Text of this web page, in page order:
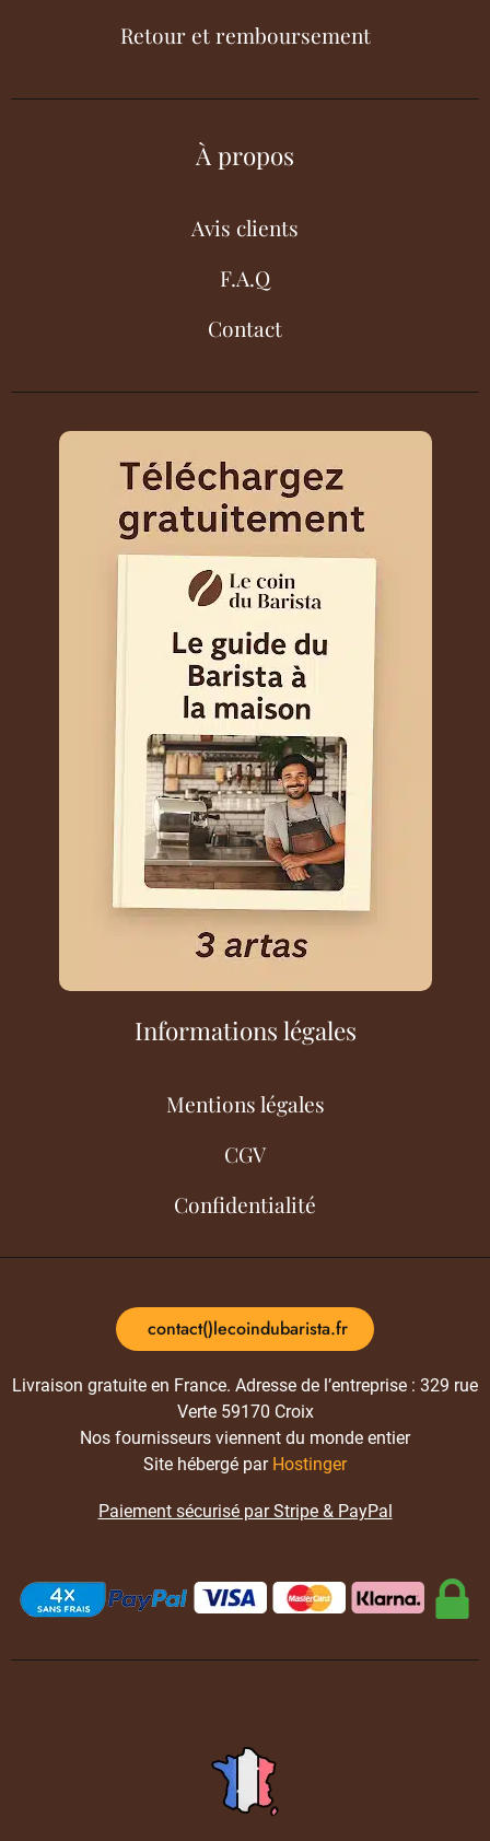
Retour et remboursement
À propos
Avis clients
F.A.Q
Contact
Informations légales
Mentions légales
CGV
Confidentialité
contact()lecoindubarista.fr
Livraison gratuite en France. Adresse de l’entreprise : 329 rue
Verte 59170 Croix
Nos fournisseurs viennent du monde entier
Site hébergé par Hostinger
Paiement sécurisé par Stripe & PayPal